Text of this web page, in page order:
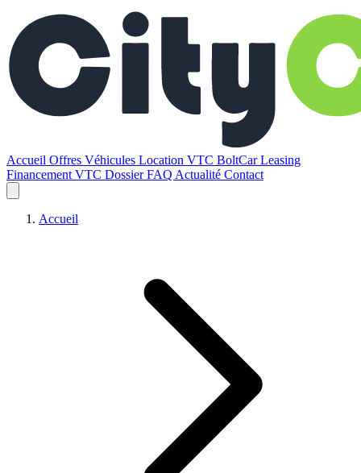
Accueil Offres Véhicules Location VTC BoltCarLeasing
Financement VTC DossierFAQ Actualité Contact
Accueil